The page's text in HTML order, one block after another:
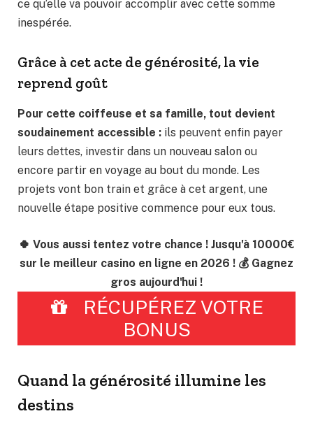
ce qu’elle va pouvoir accomplir avec cette somme
inespérée.
Grâce à cet acte de générosité, la vie
reprend goût
Pour cette coiffeuse et sa famille, tout devient
soudainement accessible : ils peuvent enfin payer
leurs dettes, investir dans un nouveau salon ou
encore partir en voyage au bout du monde. Les
projets vont bon train et grâce à cet argent, une
nouvelle étape positive commence pour eux tous.
🍀 Vous aussi tentez votre chance ! Jusqu'à 10000€
sur le meilleur casino en ligne en 2026 ! 💰 Gagnez
gros aujourd'hui !
RÉCUPÉREZ VOTRE
BONUS
Quand la générosité illumine les
destins